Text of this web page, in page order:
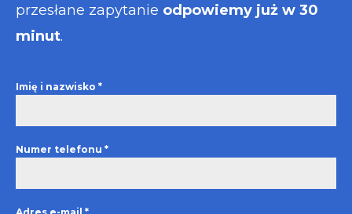
przesłane zapytanie odpowiemy już w 30
minut.
Imię i nazwisko *
Numer telefonu *
Adres e-mail *